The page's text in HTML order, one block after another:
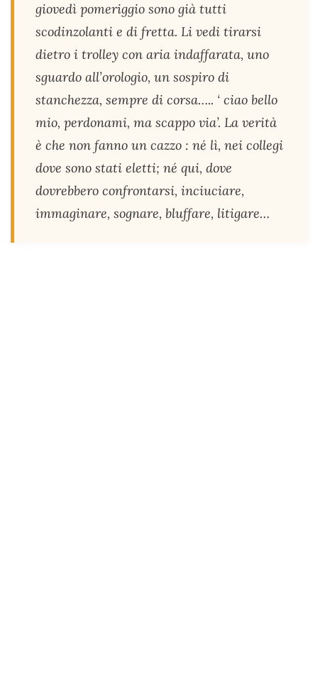
giovedì pomeriggio sono già tutti
scodinzolanti e di fretta. Li vedi tirarsi
dietro i trolley con aria indaffarata, uno
sguardo all’orologio, un sospiro di
stanchezza, sempre di corsa….. ‘ ciao bello
mio, perdonami, ma scappo via’. La verità
è che non fanno un cazzo : né lì, nei collegi
dove sono stati eletti; né qui, dove
dovrebbero confrontarsi, inciuciare,
immaginare, sognare, bluffare, litigare…